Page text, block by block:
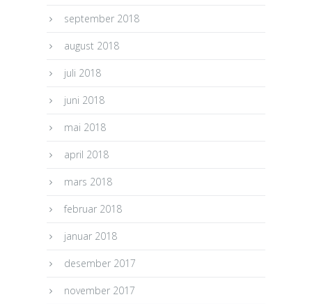
september 2018
august 2018
juli 2018
juni 2018
mai 2018
april 2018
mars 2018
februar 2018
januar 2018
desember 2017
november 2017